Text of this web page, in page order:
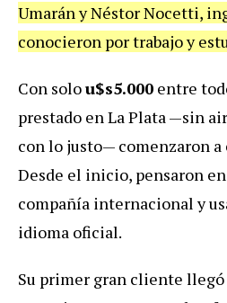
Umarán y Néstor Nocetti,
conocieron por trabajo y
Con solou$s5.000 entre
prestado en La Plata —sin
con lo justo— comenzaron
Desde el inicio, pensaron
compañía internacional y
idioma oficial.
Su primer gran cliente llegó